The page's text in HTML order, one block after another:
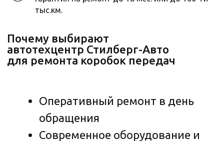
тыс.км.
Я даю согласие на обработку
Отправить